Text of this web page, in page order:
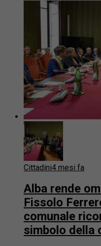
Cittadini4 mesi fa
Alba rende
Fissolo
comunale
simbolo della